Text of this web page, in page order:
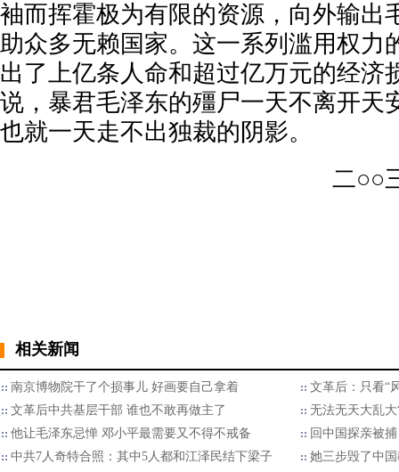
袖而挥霍极为有限的资源，向外输出
助众多无赖国家。这一系列滥用权力
出了上亿条人命和超过亿万元的经济
说，暴君毛泽东的殭尸一天不离开天
也就一天走不出独裁的阴影。
二○○
相关新闻
南京博物院干了个损事儿 好画要自己拿着
文革后：只看“
文革后中共基层干部 谁也不敢再做主了
无法无天大乱
他让毛泽东忌惮 邓小平最需要又不得不戒备
回中国探亲被
中共7人奇特合照：其中5人都和江泽民结下梁子
她三步毁了中